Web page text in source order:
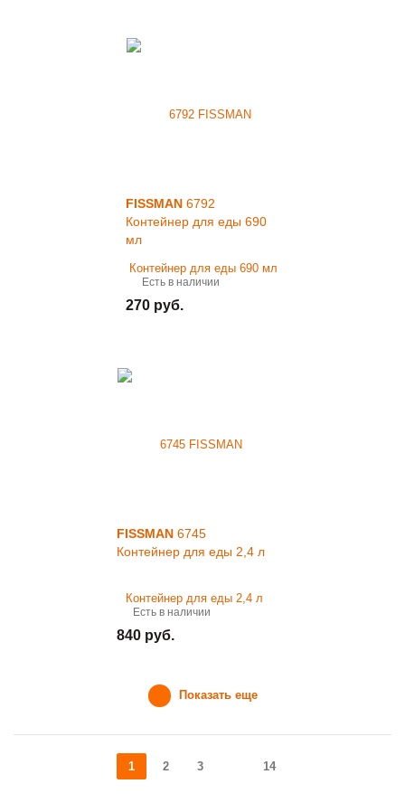
FISSMAN 6792
Контейнер для еды 690
мл
Есть в наличии
270 руб.
FISSMAN 6745
Контейнер для еды 2,4 л
Есть в наличии
840 руб.
Показать еще
1 2 3 14